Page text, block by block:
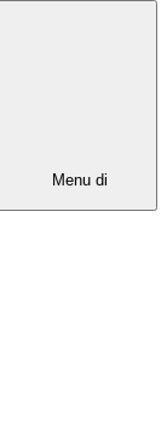
Menu di